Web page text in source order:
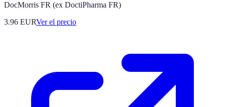
DocMorris FR (ex DoctiPharma FR)
3.96 EURVer el precio